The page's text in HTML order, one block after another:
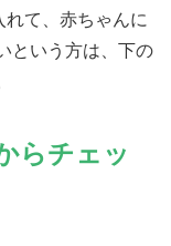
て、赤ちゃんに
という方は、下の
らチェッ